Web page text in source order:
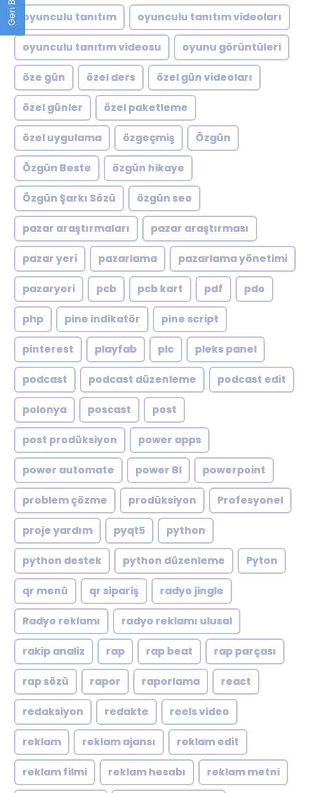
oyunculu tanıtım oyunculu tanıtım videoları
oyunculu tanıtım videosu oyunu görüntüleri
öze gün özel ders özel gün videoları
özel günler özel paketleme
özel uygulama özgeçmiş Özgün
Özgün Beste özgün hikaye
Özgün Şarkı Sözü özgün seo
pazar araştırmaları pazar araştırması
pazar yeri pazarlama pazarlama yönetimi
pazaryeri pcb pcb kart pdf pdo
php pine indikatör pine script
pinterest playfab plc pleks panel
podcast podcast düzenleme podcast edit
polonya poscast post
post prodüksiyon power apps
power automate power BI powerpoint
problem çözme prodüksiyon Profesyonel
proje yardım pyqt5 python
python destek python düzenleme Pyton
qr menü qr sipariş radyo jingle
Radyo reklamı radyo reklamı ulusal
rakip analiz rap rap beat rap parçası
rap sözü rapor raporlama react
redaksiyon redakte reels video
reklam reklam ajansı reklam edit
reklam filmi reklam hesabı reklam metni